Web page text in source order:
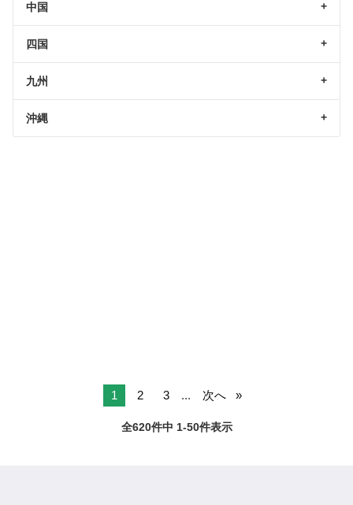
中国
四国
九州
沖縄
1 2 3 ... 次へ
全620件中 1-50件表示